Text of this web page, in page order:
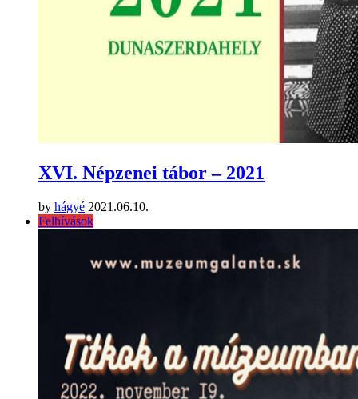
XVI. Népzenei tábor – 2021
by hágyé 2021.06.10.
Felhívások